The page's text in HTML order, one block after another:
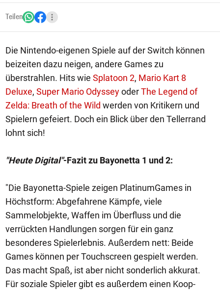
Teilen
Die Nintendo-eigenen Spiele auf der Switch können
beizeiten dazu neigen, andere Games zu
überstrahlen. Hits wie Splatoon 2, Mario Kart 8
Deluxe, Super Mario OdysseyoderThe Legend of
Zelda: Breath of the Wild werden von Kritikern und
Spielern gefeiert. Doch ein Blick über den Tellerrand
lohnt sich!
"Heute Digital"-Fazit zu Bayonetta 1 und 2:
"Die Bayonetta-Spiele zeigen PlatinumGames in
Höchstform: Abgefahrene Kämpfe, viele
Sammelobjekte, Waffen im Überfluss und die
verrückten Handlungen sorgen für ein ganz
besonderes Spielerlebnis. Außerdem nett: Beide
Games können per Touchscreen gespielt werden.
Das macht Spaß, ist aber nicht sonderlich akkurat.
Für soziale Spieler gibt es außerdem einen Koop-